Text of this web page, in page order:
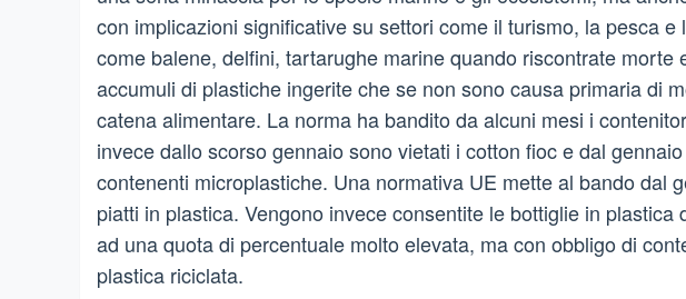
con implicazioni significative su settori come il turismo, la pesca e
come balene, delfini, tartarughe marine quando riscontrate morte
accumuli di plastiche ingerite che se non sono causa primaria di
catena alimentare. La norma ha bandito da alcuni mesi i
invece dallo scorso gennaio sono vietati i cotton fioc e dal
contenenti microplastiche. Una normativa UE mette al bando dal
piatti in plastica. Vengono invece consentite le bottiglie in
ad una quota di percentuale molto elevata, ma con obbligo di
plastica riciclata.